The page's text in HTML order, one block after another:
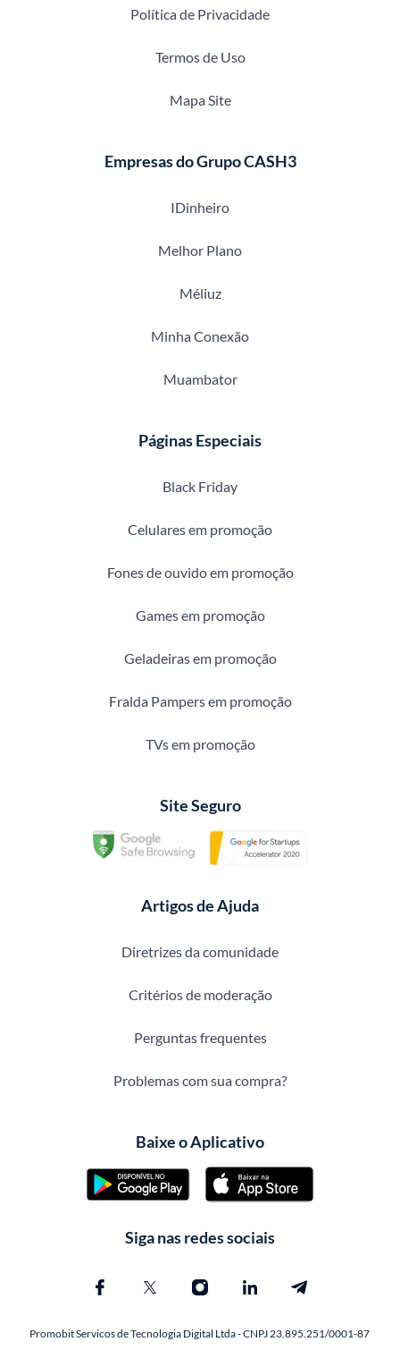
Política de Privacidade
Termos de Uso
Mapa Site
Empresas do Grupo CASH3
IDinheiro
Melhor Plano
Méliuz
Minha Conexão
Muambator
Páginas Especiais
Black Friday
Celulares em promoção
Fones de ouvido em promoção
Games em promoção
Geladeiras em promoção
Fralda Pampers em promoção
TVs em promoção
Site Seguro
Artigos de Ajuda
Diretrizes da comunidade
Critérios de moderação
Perguntas frequentes
Problemas com sua compra?
Baixe o Aplicativo
Siga nas redes sociais
Promobit Servicos de Tecnologia Digital Ltda - CNPJ 23.895.251/0001-87